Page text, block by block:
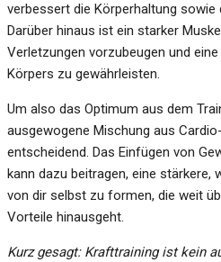
verbessert die Körperhaltung sowie
Darüber hinaus ist ein starker
Verletzungen vorzubeugen und
Körpers zu gewährleisten.
Um also das Optimum aus dem
ausgewogene Mischung aus
entscheidend. Das Einfügen von
kann dazu beitragen, eine
von dir selbst zu formen, die weit
Vorteile hinausgeht.
Kurz gesagt: Krafttraining ist kein